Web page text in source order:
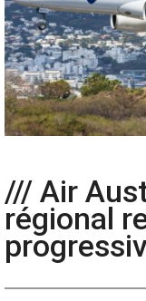
/// Air
régional